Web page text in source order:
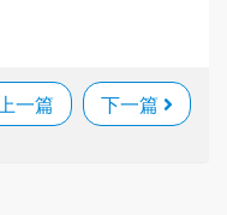
一篇 下一篇